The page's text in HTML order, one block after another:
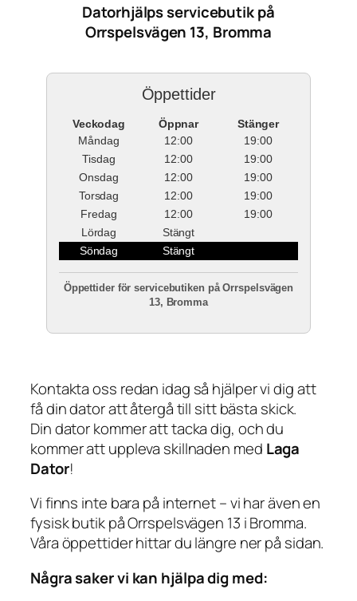
Datorhjälps servicebutik på
Orrspelsvägen 13, Bromma
Öppettider
Veckodag Öppnar
Stänger
Måndag
12:00
19:00
Tisdag
12:00
19:00
Onsdag
12:00
19:00
Torsdag
12:00
19:00
Fredag
12:00
19:00
Lördag
Stängt
Söndag
Stängt
Öppettider för servicebutiken på Orrspelsvägen
13, Bromma
Kontakta oss redan idag så hjälper vi dig att
få din dator att återgå till sitt bästa skick.
Din dator kommer att tacka dig, och du
kommer att uppleva skillnaden med Laga
Dator!
Vi finns inte bara på internet – vi har även en
fysisk butik på Orrspelsvägen 13 i Bromma.
Våra öppettider hittar du längre ner på sidan.
Några saker vi kan hjälpa dig med: